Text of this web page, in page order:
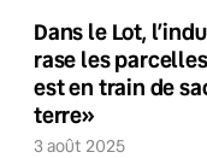
Dans le Lot,
rase les
est en train de
terre»
3 août 2025